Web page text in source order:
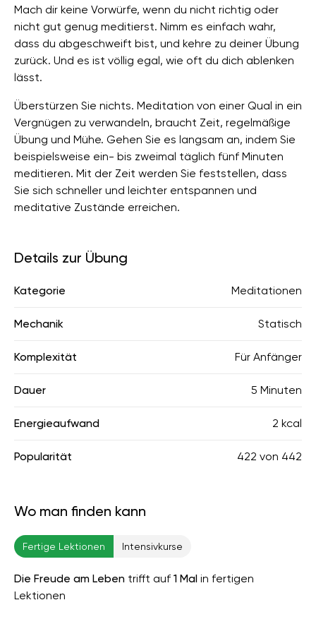
Mach dir keine Vorwürfe, wenn du nicht richtig oder
nicht gut genug meditierst. Nimm es einfach wahr,
dass du abgeschweift bist, und kehre zu deiner Übung
zurück. Und es ist völlig egal, wie oft du dich ablenken
lässt.
Überstürzen Sie nichts. Meditation von einer Qual in ein
Vergnügen zu verwandeln, braucht Zeit, regelmäßige
Übung und Mühe. Gehen Sie es langsam an, indem Sie
beispielsweise ein- bis zweimal täglich fünf Minuten
meditieren. Mit der Zeit werden Sie feststellen, dass
Sie sich schneller und leichter entspannen und
meditative Zustände erreichen.
Details zur Übung
Kategorie Meditationen
Mechanik Statisch
Komplexität Für Anfänger
Dauer 5 Minuten
Energieaufwand 2 kcal
Popularität 422 von 442
Wo man finden kann
Fertige Lektionen Intensivkurse
Die Freude am Leben trifft auf 1 Mal in fertigen
Lektionen